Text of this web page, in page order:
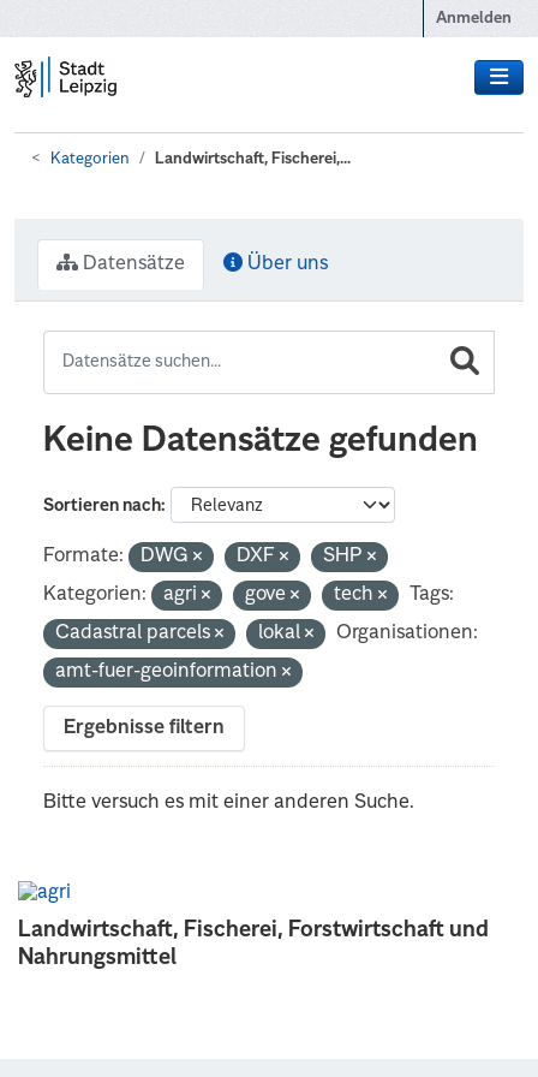
Anmelden
Kategorien Landwirtschaft, Fischerei,...
Landwirtschaft, Fischerei, Forstwirtschaft und
Nahrungsmittel
Datensätze Über uns
Keine Datensätze gefunden
Sortieren nach
Formate: DWG DXF
SHP
Kategorien:
agri gove tech
Tags:
Cadastral parcels
lokal
Organisationen:
amt-fuer-geoinformation
Ergebnisse filtern
Bitte versuch es mit einer anderen Suche.